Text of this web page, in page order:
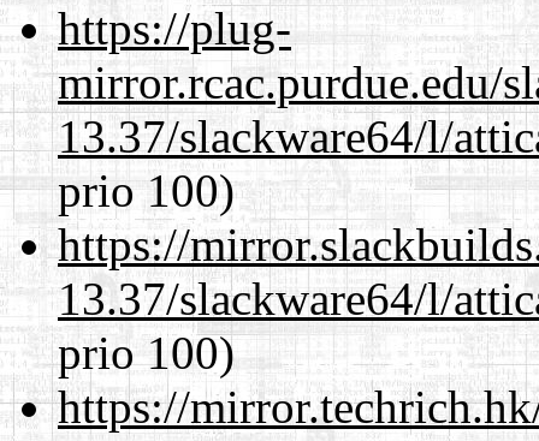
https://plug-
mirror.rcac.purdue.edu/
13.37/slackware64/l/
prio 100)
https://
13.37/slackware64/l/
prio 100)
https://